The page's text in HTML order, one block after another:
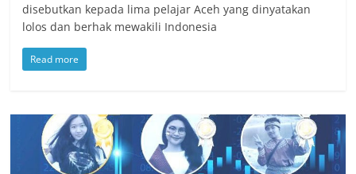
disebutkan kepada lima pelajar Aceh yang dinyatakan
lolos dan berhak mewakili Indonesia
Read more